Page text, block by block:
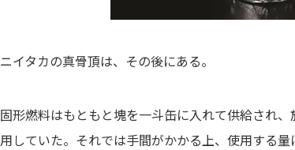
ニイタカの真骨頂は、その後にある。
固形燃料はもともと塊を一斗缶に入れて供給され
用していた。それでは手間がかかる上、使用する